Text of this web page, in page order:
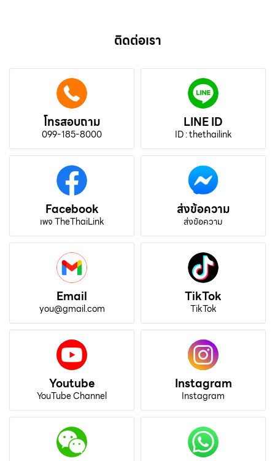
ติดต่อเรา
โทรสอบถาม
099-185-8000
LINE ID
ID : thethailink
Facebook
เพจ TheThaiLink
ส่งข้อความ
ส่งข้อความ
Email
you@gmail.com
TikTok
TikTok
Youtube
YouTube Channel
Instagram
Instagram